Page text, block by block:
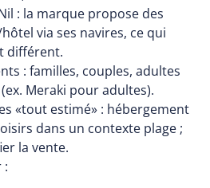
: la marque propose des
via ses navires, ce qui
différent.
: familles, couples, adultes
Meraki pour adultes).
«tout estimé» : hébergement
dans un contexte plage ;
la vente.
: